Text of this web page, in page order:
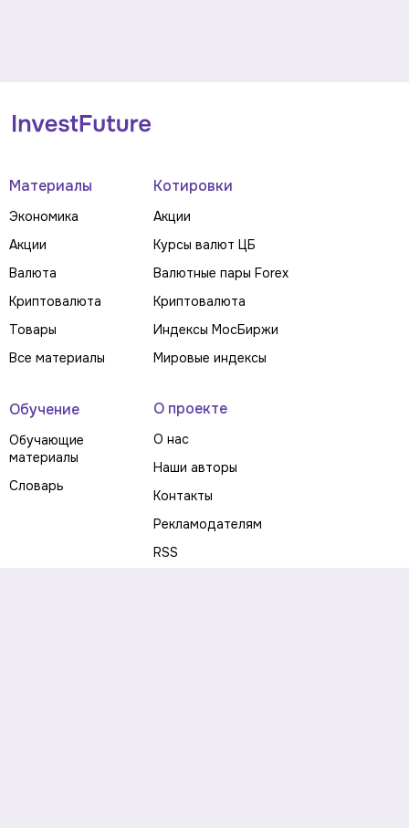
Материалы
Экономика
Акции
Валюта
Криптовалюта
Товары
Все материалы
Котировки
Акции
Курсы валют ЦБ
Валютные пары Forex
Криптовалюта
Индексы МосБиржи
Мировые индексы
Обучение
Обучающие
материалы
Словарь
О проекте
О нас
Наши авторы
Контакты
Рекламодателям
RSS